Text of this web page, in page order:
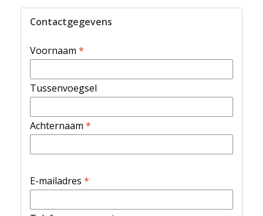
Contactgegevens
Voornaam *
Tussenvoegsel
Achternaam *
E-mailadres *